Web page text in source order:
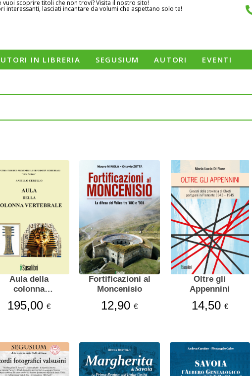
vuoi scoprire titoli che non trovi? Visita il nostro sito!
interessanti, lasciati incantare da volumi che aspettano solo te!
IN LIBRERIA SEGUSIUM AUTORI EVENTI
Aula della
colonna
vertebrale
195,00€
Fortificazioni al
Moncenisio
12,90€
Oltre gli
Appennini
14,50 €